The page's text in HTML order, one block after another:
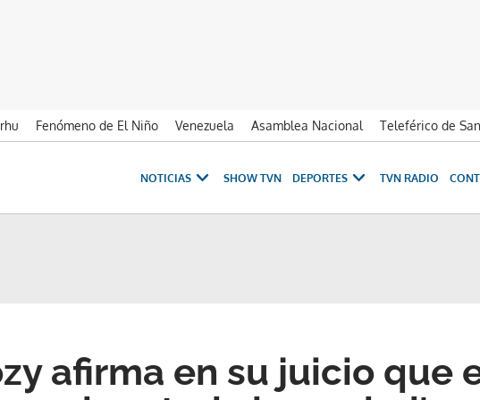
Fenómeno de El Niño Venezuela Asamblea Nacional Teleférico de
NOTICIAS SHOW TVN DEPORTES TVN RADIO
afirma en su juicio que